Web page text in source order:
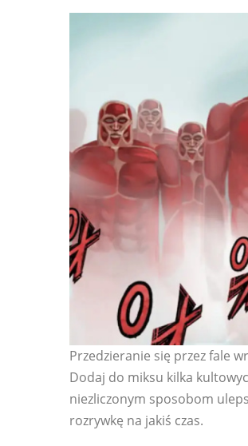
Przedzieranie się przez fale
Dodaj do miksu kilka
niezliczonym sposobom
rozrywkę na jakiś czas.